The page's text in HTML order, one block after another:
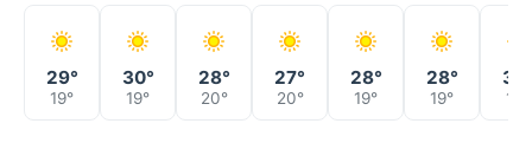
29°
19°
30°
19°
28°
20°
27°
20°
28°
19°
28°
19° 19°